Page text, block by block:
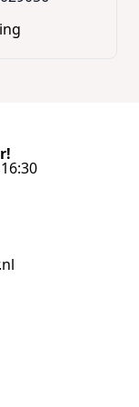
bestand